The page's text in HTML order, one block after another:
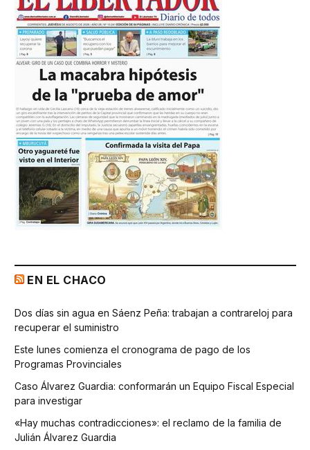
EN EL CHACO
Dos días sin agua en Sáenz Peña: trabajan a contrareloj para
recuperar el suministro
Este lunes comienza el cronograma de pago de los
Programas Provinciales
Caso Álvarez Guardia: conformarán un Equipo Fiscal Especial
para investigar
«Hay muchas contradicciones»: el reclamo de la familia de
Julián Álvarez Guardia